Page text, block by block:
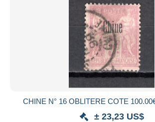
CHINE N° 16 OBLITERE COTE
± 23,23 US$